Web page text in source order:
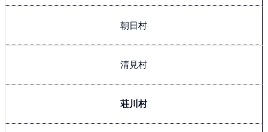
朝日村
清見村
荘川村